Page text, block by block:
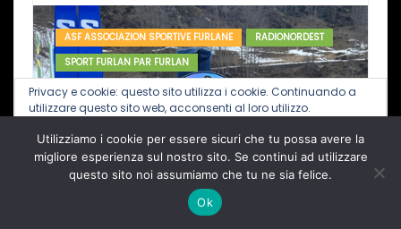
n
e
d
e
g
ASF ASSOCIAZION SPORTIVE FURLANE
RADIONORDEST
SPORT FURLAN PAR FURLAN
Utilizziamo i cookie per essere sicuri che tu possa avere la
migliore esperienza sul nostro sito. Se continui ad utilizzare
questo sito noi assumiamo che tu ne sia felice.
Ok
Privacy e cookie: questo sito utilizza i cookie. Continuando a
utilizzare questo sito web, acconsenti al loro utilizzo.
Per ulteriori informazioni, anche sul controllo dei cookie, leggi
qui:Informativa sui cookie